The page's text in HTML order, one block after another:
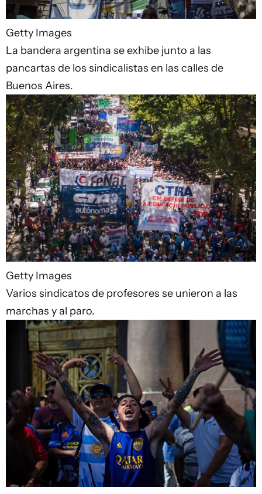
Getty Images
La bandera argentina se exhibe junto a las
pancartas de los sindicalistas en las calles de
Buenos Aires.
Getty Images
Varios sindicatos de profesores se unieron a las
marchas y al paro.